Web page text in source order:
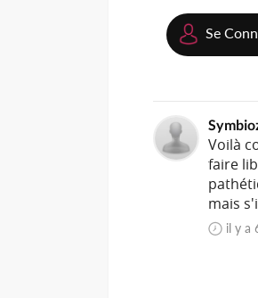
Se
Voilà
faire
mais
il y